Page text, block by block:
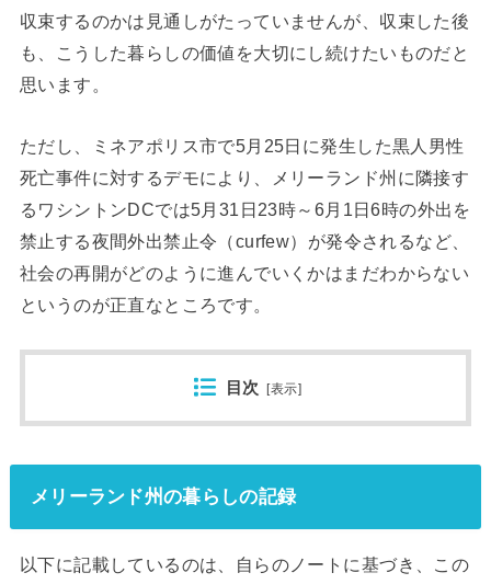
収束するのかは見通しがたっていませんが、収束した後
も、こうした暮らしの価値を大切にし続けたいものだと
思います。
ただし、ミネアポリス市で5月25日に発生した黒人男性
死亡事件に対するデモにより、メリーランド州に隣接す
るワシントンDCでは5月31日23時～6月1日6時の外出を
禁止する夜間外出禁止令（curfew）が発令されるなど、
社会の再開がどのように進んでいくかはまだわからない
というのが正直なところです。
目次 [表示]
メリーランド州の暮らしの記録
以下に記載しているのは、自らのノートに基づき、この